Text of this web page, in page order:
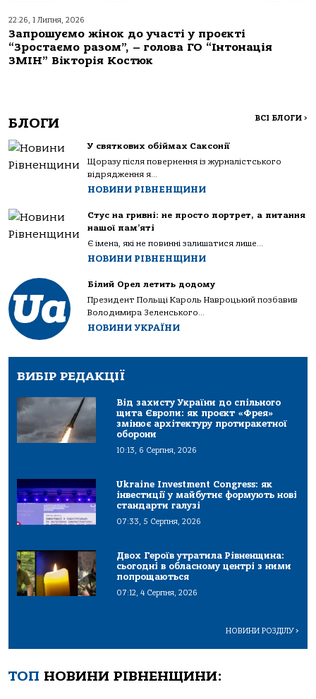
22:26, 1 Липня, 2026
Запрошуємо жінок до участі у проєкті
“Зростаємо разом”, – голова ГО “Інтонація
ЗМІН” Вікторія Костюк
БЛОГИ ВСІ БЛОГИ >
У святкових обіймах Саксонії
Щоразу після повернення із журналістського
відрядження я...
НОВИНИ РІВНЕНЩИНИ
Стус на гривні: не просто портрет, а питання
нашої пам’яті
Є імена, які не повинні залишатися лише...
НОВИНИ РІВНЕНЩИНИ
Білий Орел летить додому
Президент Польщі Кароль Навроцький позбавив
Володимира Зеленського...
НОВИНИ УКРАЇНИ
ВИБІР РЕДАКЦІЇ
Від захисту України до спільного
щита Європи: як проєкт «Фрея»
змінює архітектуру протиракетної
оборони
10:13, 6 Серпня, 2026
Ukraine Investment Congress: як
інвестиції у майбутнє формують нові
стандарти галузі
07:33, 5 Серпня, 2026
Двох Героїв утратила Рівненщина:
сьогодні в обласному центрі з ними
попрощаються
07:12, 4 Серпня, 2026
НОВИНИ РОЗДІЛУ>
ТОП НОВИНИ РІВНЕНЩИНИ: